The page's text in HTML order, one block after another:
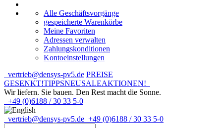
Alle Geschäftsvorgänge
gespeicherte Warenkörbe
Meine Favoriten
Adressen verwalten
Zahlungskonditionen
Kontoeinstellungen
vertrieb@densys-pv5.de PREISE
GESENKT!TIPPSNEUSALEAKTIONEN!
Wir liefern. Sie bauen. Den Rest macht die Sonne.
+49 (0)6188 / 30 33 5-0
vertrieb@densys-pv5.de +49 (0)6188 / 30 33 5-0